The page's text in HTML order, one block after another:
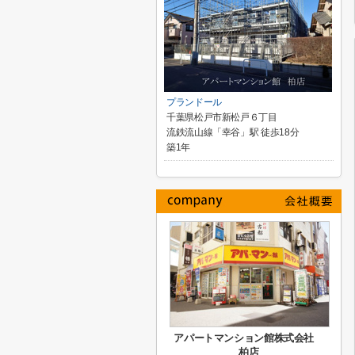
プランドール
千葉県松戸市新松戸６丁目
流鉄流山線「幸谷」駅 徒歩18分
築1年
アパートマンション館株式会社
柏店